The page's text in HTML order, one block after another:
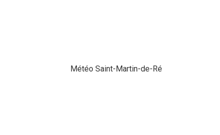
Météo Saint-Martin-de-Ré